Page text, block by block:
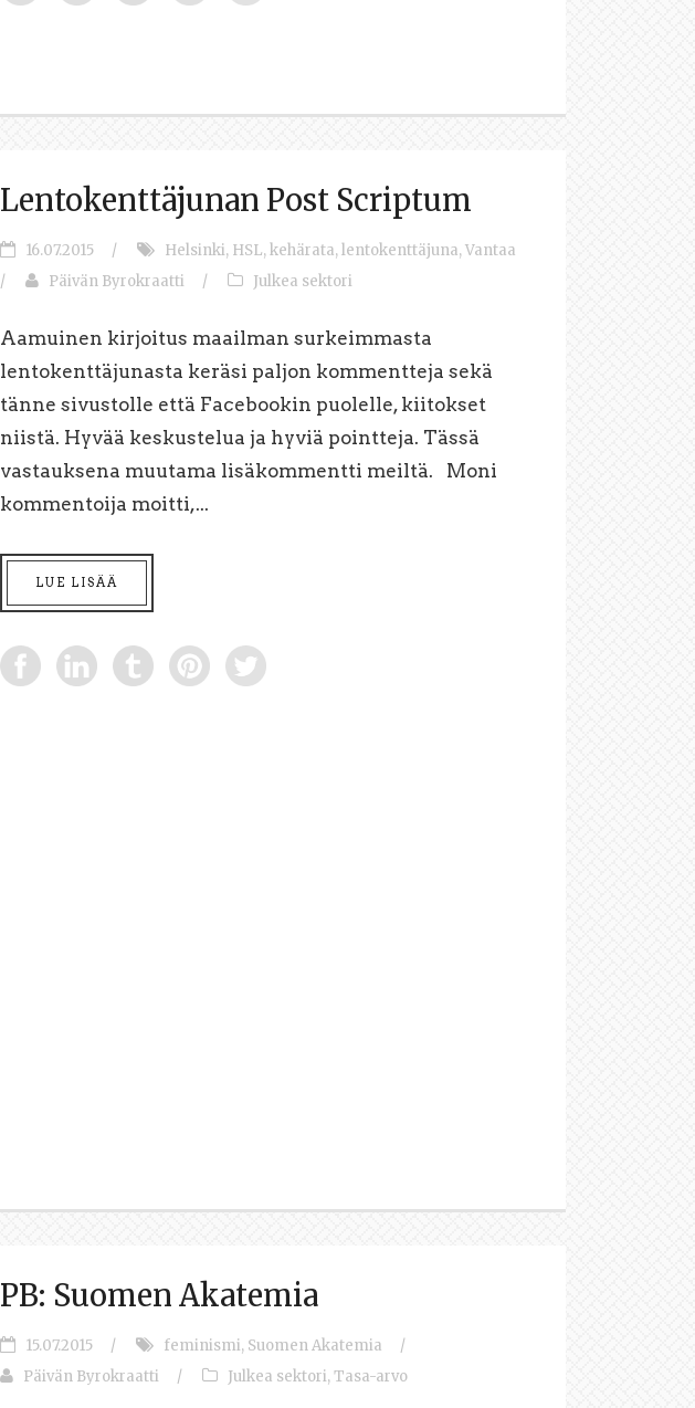
Lentokenttäjunan Post Scriptum
16.07.2015 / Helsinki, HSL,kehärata,lentokenttäjuna,Vantaa
/
Päivän Byrokraatti / Julkea sektori
Aamuinen kirjoitus maailman surkeimmasta
lentokenttäjunasta keräsi paljon kommentteja sekä
tänne sivustolle että Facebookin puolelle, kiitokset
niistä. Hyvää keskustelua ja hyviä pointteja. Tässä
vastauksena muutama lisäkommentti meiltä. Moni
kommentoija moitti,...
LUE LISÄÄ
PB: Suomen Akatemia
15.07.2015 / feminismi, Suomen Akatemia
/
Päivän Byrokraatti
/ Julkea sektori,Tasa-arvo